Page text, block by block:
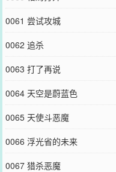
0061 尝试攻城
0062 追杀
0063 打了再说
0064 天空是蔚蓝色
0065 天使斗恶魔
0066 浮光省的未来
0067 猎杀恶魔